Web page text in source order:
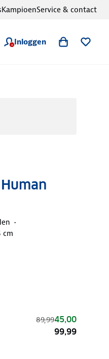
Inloggen
KampioenService & contact
cm
89,9945,00
99,99